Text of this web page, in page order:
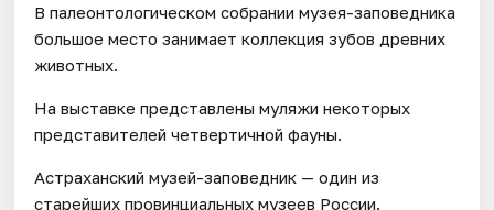
В палеонтологическом собрании музея-заповедника
большое место занимает коллекция зубов древних
животных.
На выставке представлены муляжи некоторых
представителей четвертичной фауны.
Астраханский музей-заповедник — один из
старейших провинциальных музеев России.